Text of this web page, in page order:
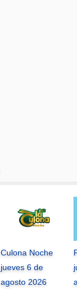
Culona Noche
jueves 6 de
agosto 2026